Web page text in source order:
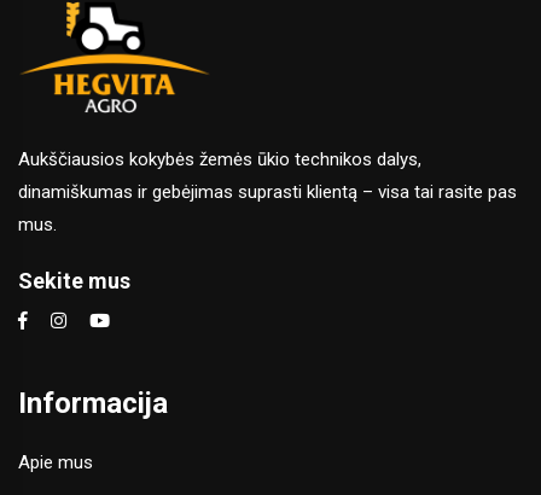
Aukščiausios kokybės žemės ūkio technikos dalys,
dinamiškumas ir gebėjimas suprasti klientą – visa tai rasite pas
mus.
Sekite mus
Informacija
Apie mus